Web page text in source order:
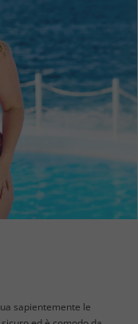
sapientemente le